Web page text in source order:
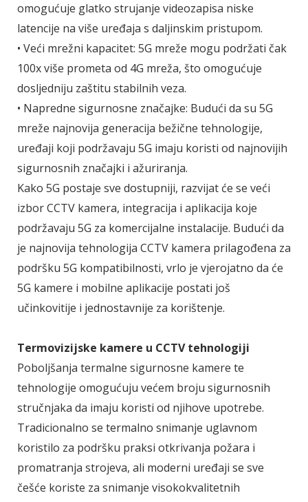
omogućuje glatko strujanje videozapisa niske
latencije na više uređaja s daljinskim pristupom.
• Veći mrežni kapacitet: 5G mreže mogu podržati čak
100x više prometa od 4G mreža, što omogućuje
dosljedniju zaštitu stabilnih veza.
• Napredne sigurnosne značajke: Budući da su 5G
mreže najnovija generacija bežične tehnologije,
uređaji koji podržavaju 5G imaju koristi od najnovijih
sigurnosnih značajki i ažuriranja.
Kako 5G postaje sve dostupniji, razvijat će se veći
izbor CCTV kamera, integracija i aplikacija koje
podržavaju 5G za komercijalne instalacije. Budući da
je najnovija tehnologija CCTV kamera prilagođena za
podršku 5G kompatibilnosti, vrlo je vjerojatno da će
5G kamere i mobilne aplikacije postati još
učinkovitije i jednostavnije za korištenje.
Termovizijske kamere u CCTV tehnologiji
Poboljšanja termalne sigurnosne kamere te
tehnologije omogućuju većem broju sigurnosnih
stručnjaka da imaju koristi od njihove upotrebe.
Tradicionalno se termalno snimanje uglavnom
koristilo za podršku praksi otkrivanja požara i
promatranja strojeva, ali moderni uređaji se sve
češće koriste za snimanje visokokvalitetnih